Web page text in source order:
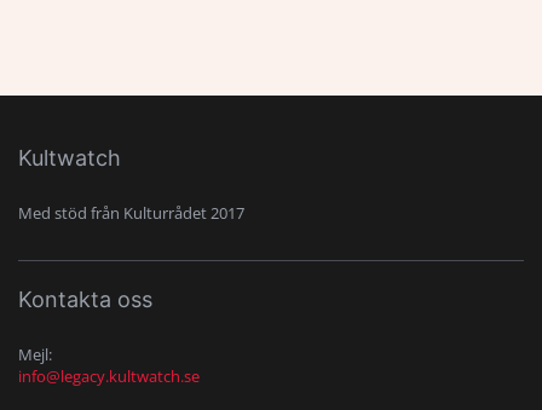
Kultwatch
Med stöd från Kulturrådet 2017
Kontakta oss
Mejl:
info@legacy.kultwatch.se